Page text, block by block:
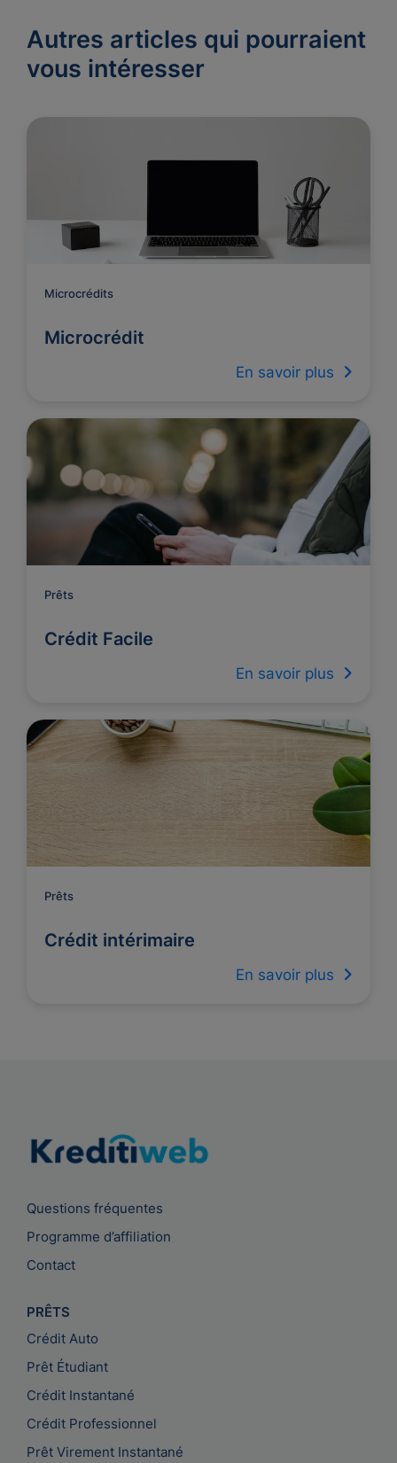
Autres articles qui pourraient
vous intéresser
Microcrédits
Microcrédit
En savoir plus
Prêts
Crédit Facile
En savoir plus
Prêts
Crédit intérimaire
En savoir plus
Questions fréquentes
Programme d’affiliation
Contact
PRÊTS
Crédit Auto
Prêt Étudiant
Crédit Instantané
Crédit Professionnel
Prêt Virement Instantané